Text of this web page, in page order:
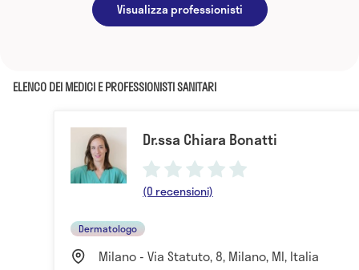
Visualizza professionisti
ELENCO DEI MEDICI E PROFESSIONISTI SANITARI
Dr.ssa Chiara Bonatti
(0 recensioni)
Dermatologo
Milano - Via Statuto, 8, Milano, MI, Italia